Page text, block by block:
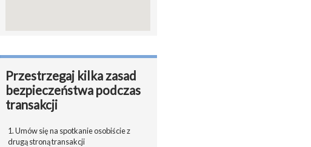
Przestrzegaj kilka zasad
bezpieczeństwa podczas
transakcji
1. Umów się na spotkanie osobiście z
drugą stroną transakcji